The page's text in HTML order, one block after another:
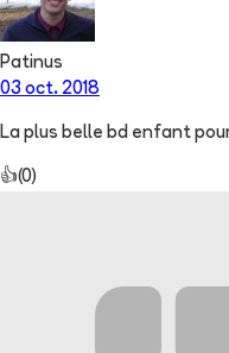
Patinus
03 oct. 2018
La plus belle bd enfant
👍(0)